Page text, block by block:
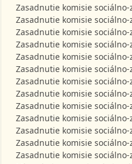
Zasadnutie komisie
Zasadnutie komisie
Zasadnutie komisie
Zasadnutie komisie
Zasadnutie komisie
Zasadnutie komisie
Zasadnutie komisie
Zasadnutie komisie
Zasadnutie komisie
Zasadnutie komisie
Zasadnutie komisie
Zasadnutie komisie
Zasadnutie komisie